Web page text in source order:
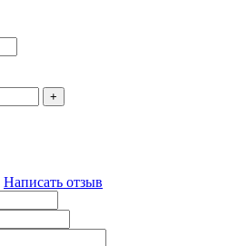
+
Написать отзыв